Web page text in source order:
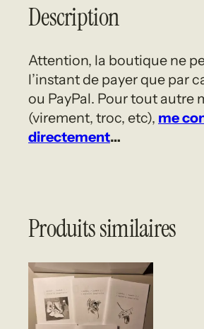
Description
Attention, la boutique ne
l’instant de payer que par
ou PayPal. Pour tout autre
(virement, troc, etc), me
directement…
Produits similaires